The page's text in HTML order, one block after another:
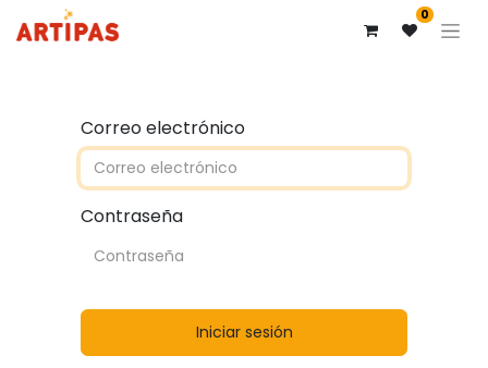
0
Correo electrónico
Contraseña
Iniciar sesión